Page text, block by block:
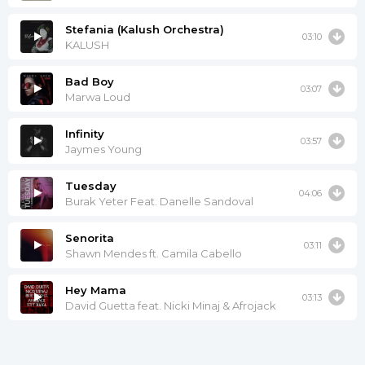
Забываю, но так не хочу-у-у
Stefania (Kalush Orchestra)
KALUSH
03:10
Bad Boy
Marwa Loud
03:07
Infinity
Jaymes Young
03:57
Tuesday
Burak Yeter Feat. Danelle Sandoval
04:06
Senorita
Shawn Mendes ft. Camila Cabello
03:11
Hey Mama
David Guetta feat. Nicki Minaj & Afrojack
03:13